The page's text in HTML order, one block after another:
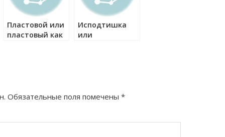
Пластовой или
пластовый как
Исподтишка
или
Обязательные поля помечены *